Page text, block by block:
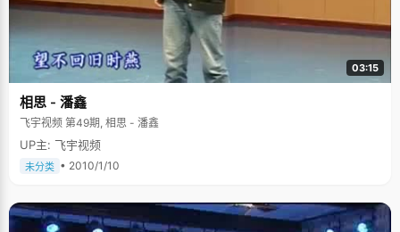
03:15
相思 - 潘鑫
飞宇视频 第49期, 相思 - 潘鑫
UP主: 飞宇视频
未分类 • 2010/1/10